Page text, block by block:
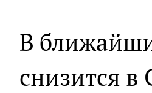
В
снизится в